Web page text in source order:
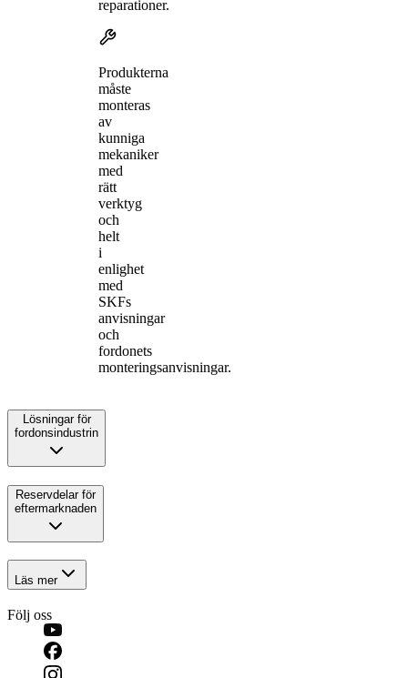
reparationer.
Produkterna
måste
monteras
av
kunniga
mekaniker
med
rätt
verktyg
och
helt
i
enlighet
med
SKFs
anvisningar
och
fordonets
monteringsanvisningar.
Lösningar för
fordonsindustrin
Reservdelar för
eftermarknaden
Läs mer
Följ oss